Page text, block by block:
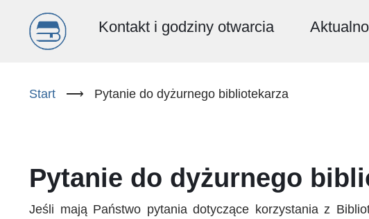
Menu
(PL)
Kontakt i godziny otwarcia
Start ⟶ Pytanie do dyżurnego bibliotekarza
Pytanie do dyżurnego
Jeśli mają Państwo pytania dotyczące korzystania z Biblioteki Uniwersyteckiej we Wrocławiu prosimy o wypełnienie poniższego formularza.